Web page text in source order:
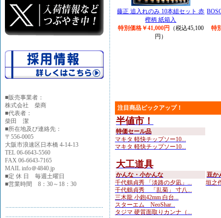
■販売事業者：
株式会社 柴商
■代表者：
柴田 潔
■所在地及び連絡先：
〒556-0005
大阪市浪速区日本橋 4-14-13
TEL 06-6643-5560
FAX 06-6643-7165
MAIL info＠4840.jp
■定 休 日 毎週土曜日
■営業時間 8：30～18：30
藤正 追入れのみ 10本組セット 赤
樫柄 紙箱入
特別価格￥41,000円
（税込45,100
円）
特
注目商品ピックアップ！
半値市！
特価セール品
マキタ 軽快チップソー10...
マキタ 軽快チップソー10...
大工道具
かんな・小かんな
千代鶴貞秀 「淡路の夕凪」...
千代鶴貞秀 「乱菊」 寸八...
三木龍 小鉋42mm 白台...
スターエム NeoShar...
タジマ 硬質面取りカンナ（...
豆か
垣之